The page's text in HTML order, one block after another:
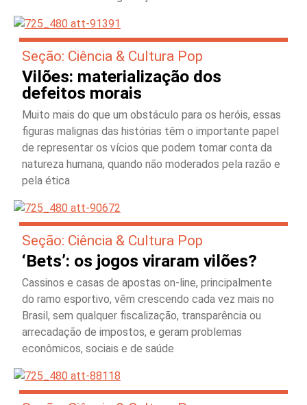
Seção: Ciência & Cultura Pop
Vilões: materialização dos
defeitos morais
Muito mais do que um obstáculo para os heróis, essas
figuras malignas das histórias têm o importante papel
de representar os vícios que podem tomar conta da
natureza humana, quando não moderados pela razão e
pela ética
Seção: Ciência & Cultura Pop
‘Bets’: os jogos viraram vilões?
Cassinos e casas de apostas on-line, principalmente
do ramo esportivo, vêm crescendo cada vez mais no
Brasil, sem qualquer fiscalização, transparência ou
arrecadação de impostos, e geram problemas
econômicos, sociais e de saúde